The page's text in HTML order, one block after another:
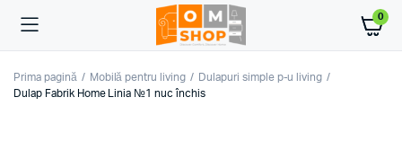
0
Prima pagină Mobilă pentru living
Dulapuri simple p-u living
Dulap Fabrik Home Linia №1 nuc închis